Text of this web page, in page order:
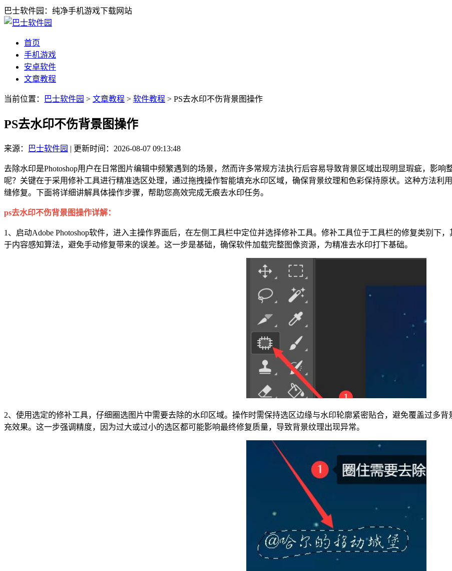
巴士软件园：纯净手机游戏下载网站
首页
手机游戏
安卓软件
文章教程
当前位置： 巴士软件园 > 文章教程 > 软件教程 > PS去水印不伤背景图操作
PS去水印不伤背景图操作
来源： 巴士软件园 | 更新时间：2026-08-07 09:13:48
去除水印是Photoshop用户在日常图片编辑中频繁遇到的场景，然而许多常规方法执行后容易导致背景区域出现明显瑕疵，影响
呢？关键在于采用修补工具进行精准选区处理，通过拖拽操作智能填充水印区域，确保背景纹理和色彩保持原状。这种方法利
缝修复。下面将详细讲解具体操作步骤，帮助您高效完成无痕去水印任务。
ps去水印不伤背景图操作详解：
1、启动Adobe Photoshop软件，进入主操作界面后，在左侧工具栏中定位并选择修补工具。修补工具位于工具栏的修复类别下
于内容感知算法，避免手动修复带来的误差。这一步是基础，确保软件加载完整图像资源，为精准去水印打下基础。
2、使用选定的修补工具，仔细圈选图片中需要去除的水印区域。操作时需保持选区边缘与水印轮廓紧密贴合，避免覆盖过多
充效果。这一步强调精度，因为过大或过小的选区都可能影响最终修复质量，导致背景纹理出现异常。